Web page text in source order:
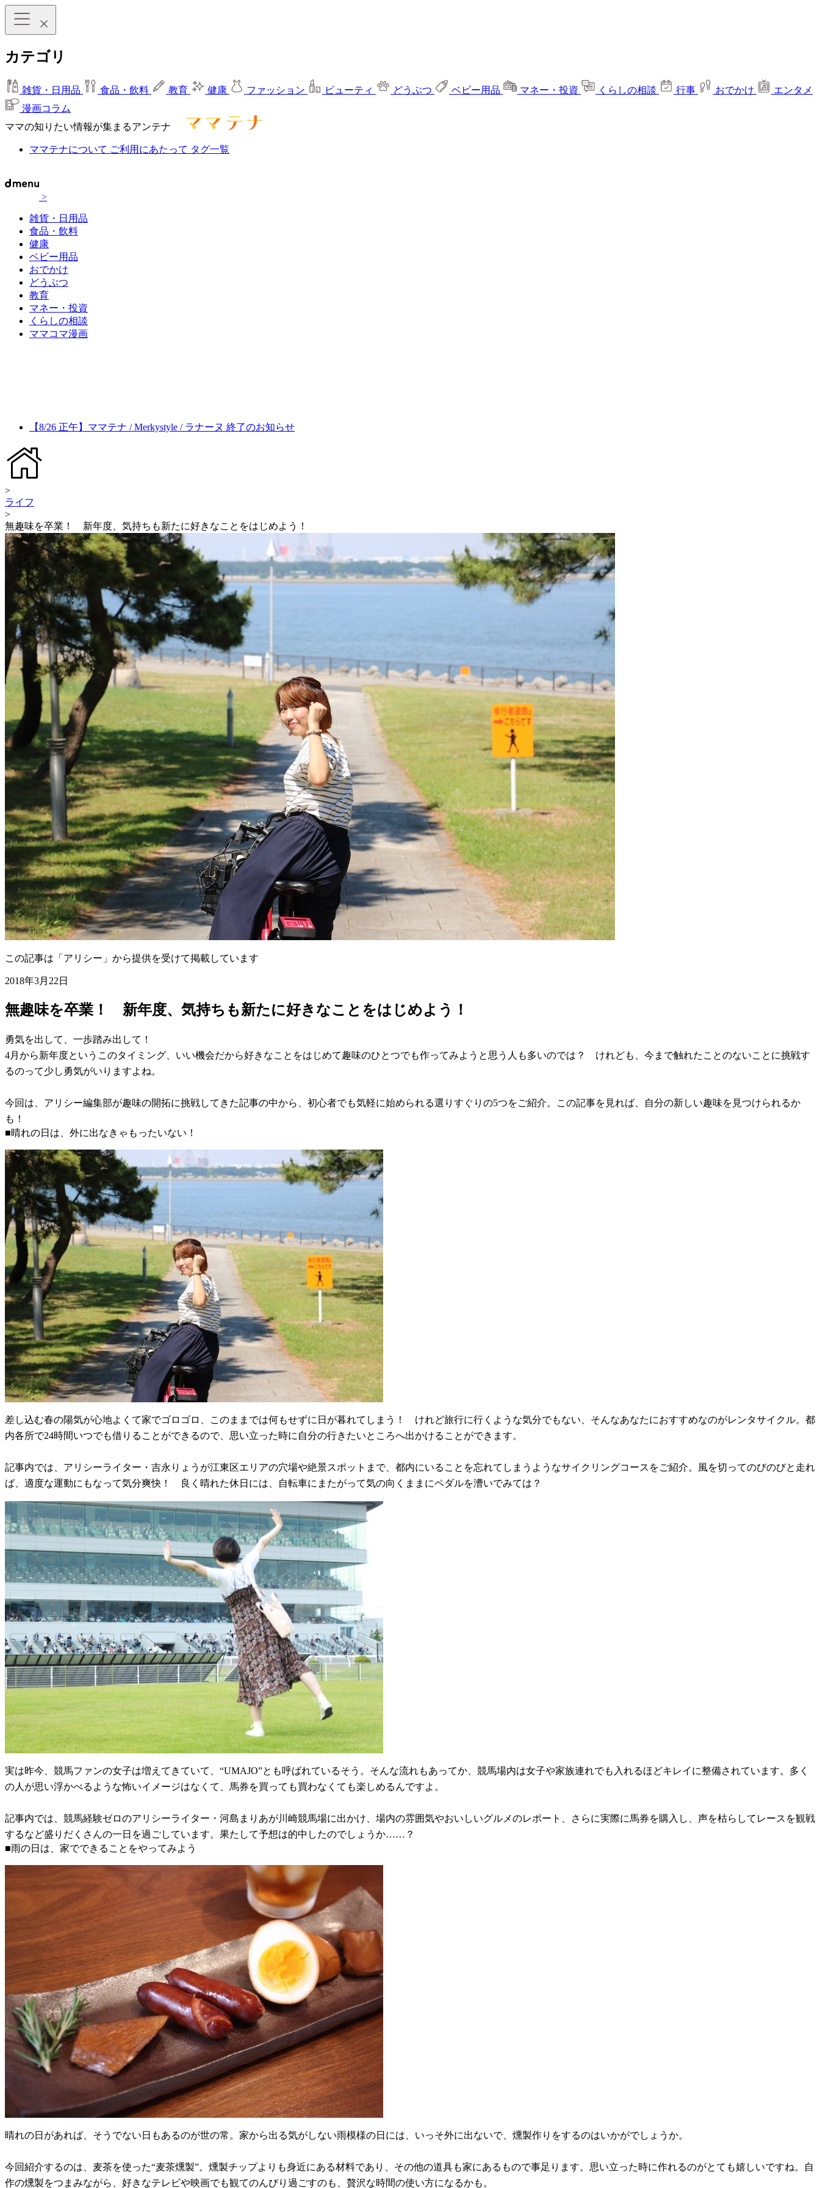
カテゴリ
雑貨・日用品 食品・飲料 教育 健康 ファッション ビューティ どうぶつ ベビー用品 マネー・投資 くらしの相談 行事 おでかけ
エンタメ
漫画コラム
ママの知りたい情報が集まるアンテナ
ママテナについて ご利用にあたって タグ一覧
>
雑貨・日用品
食品・飲料
健康
ベビー用品
おでかけ
どうぶつ
教育
マネー・投資
くらしの相談
ママコマ漫画
【8/26 正午】ママテナ / Merkystyle / ラナーヌ 終了のお知らせ
>
ライフ
>
無趣味を卒業！ 新年度、気持ちも新たに好きなことをはじめよう！
この記事は「アリシー」から提供を受けて掲載しています
2018年3月22日
無趣味を卒業！ 新年度、気持ちも新たに好きなことをはじめよう！
勇気を出して、一歩踏み出して！
4月から新年度というこのタイミング、いい機会だから好きなことをはじめて趣味のひとつでも作ってみようと思う人も多いのでは？ けれども、今まで触れたことのないことに挑戦す
るのって少し勇気がいりますよね。
今回は、アリシー編集部が趣味の開拓に挑戦してきた記事の中から、初心者でも気軽に始められる選りすぐりの5つをご紹介。この記事を見れば、自分の新しい趣味を見つけられるか
も！
■晴れの日は、外に出なきゃもったいない！
差し込む春の陽気が心地よくて家でゴロゴロ、このままでは何もせずに日が暮れてしまう！ けれど旅行に行くような気分でもない、そんなあなたにおすすめなのがレンタサイクル。都
内各所で24時間いつでも借りることができるので、思い立った時に自分の行きたいところへ出かけることができます。
記事内では、アリシーライター・吉永りょうが江東区エリアの穴場や絶景スポットまで、都内にいることを忘れてしまうようなサイクリングコースをご紹介。風を切ってのびのびと走れ
ば、適度な運動にもなって気分爽快！ 良く晴れた休日には、自転車にまたがって気の向くままにペダルを漕いでみては？
実は昨今、競馬ファンの女子は増えてきていて、“UMAJO”とも呼ばれているそう。そんな流れもあってか、競馬場内は女子や家族連れでも入れるほどキレイに整備されています。多く
の人が思い浮かべるような怖いイメージはなくて、馬券を買っても買わなくても楽しめるんですよ。
記事内では、競馬経験ゼロのアリシーライター・河島まりあが川崎競馬場に出かけ、場内の雰囲気やおいしいグルメのレポート、さらに実際に馬券を購入し、声を枯らしてレースを観戦
するなど盛りだくさんの一日を過ごしています。果たして予想は的中したのでしょうか……？
■雨の日は、家でできることをやってみよう
晴れの日があれば、そうでない日もあるのが世の常。家から出る気がしない雨模様の日には、いっそ外に出ないで、燻製作りをするのはいかがでしょうか。
今回紹介するのは、麦茶を使った“麦茶燻製”。燻製チップよりも身近にある材料であり、その他の道具も家にあるもので事足ります。思い立った時に作れるのがとても嬉しいですね。自
作の燻製をつまみながら、好きなテレビや映画でも観てのんびり過ごすのも、贅沢な時間の使い方になるかも。